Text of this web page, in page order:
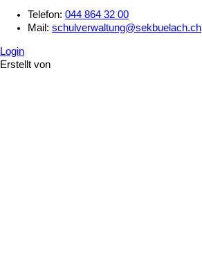
Telefon: 044 864 32 00
Mail: schulverwaltung@sekbuelach.ch
Login
Erstellt von